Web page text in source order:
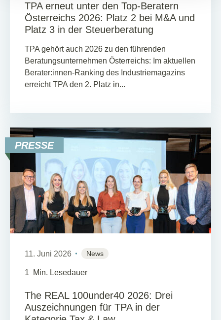
TPA erneut unter den Top-Beratern
Österreichs 2026: Platz 2 bei M&A und
Platz 3 in der Steuerberatung
TPA gehört auch 2026 zu den führenden
Beratungsunternehmen Österreichs: Im aktuellen
Berater:innen-Ranking des Industriemagazins
erreicht TPA den 2. Platz in...
PRESSE
11. Juni 2026 News
1 Min. Lesedauer
The REAL 100under40 2026: Drei
Auszeichnungen für TPA in der